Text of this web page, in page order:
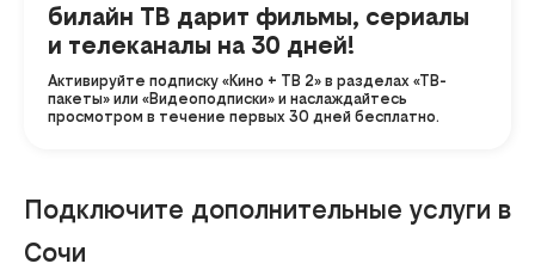
билайн ТВ дарит фильмы, сериалы
и телеканалы на 30 дней!
Активируйте подписку «Кино + ТВ 2» в разделах «ТВ-
пакеты» или «Видеоподписки» и наслаждайтесь
просмотром в течение первых 30 дней бесплатно.
Подключите дополнительные услуги в
Сочи